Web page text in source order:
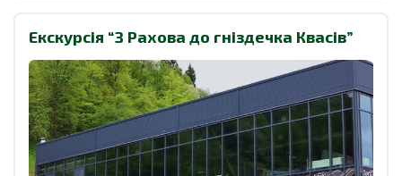
Екскурсія “З Рахова до гніздечка Квасів”